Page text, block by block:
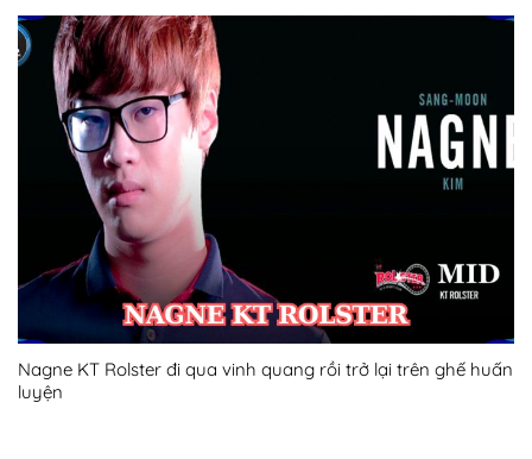
Nagne KT Rolster đi qua vinh quang rồi trở lại trên ghế huấn
luyện